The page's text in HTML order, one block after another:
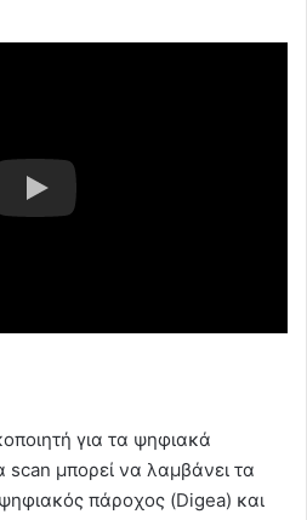
για τα ψηφιακά
μπορεί να λαμβάνει τα
πάροχος (Digea) και